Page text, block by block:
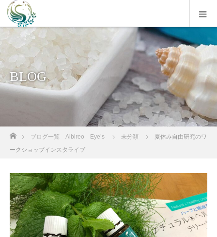
BLOG
ブログ一覧 Albireo Eye’s 未分類
夏休み自由研究のワ
ークショップインスタライブ